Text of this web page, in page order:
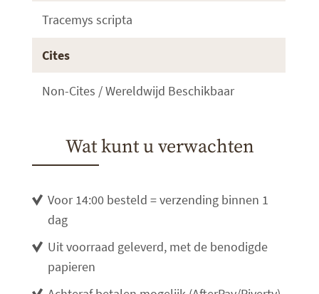
Tracemys scripta
Cites
Non-Cites / Wereldwijd Beschikbaar
Wat kunt u verwachten
Voor 14:00 besteld = verzending binnen 1
dag
Uit voorraad geleverd, met de benodigde
papieren